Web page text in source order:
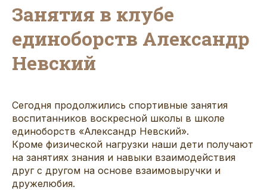
Занятия в клубе
единоборств Александр
Невский
Сегодня продолжились спортивные занятия
воспитанников воскресной школы в школе
единоборств «Александр Невский».
Кроме физической нагрузки наши дети получают
на занятиях знания и навыки взаимодействия
друг с другом на основе взаимовыручки и
дружелюбия.